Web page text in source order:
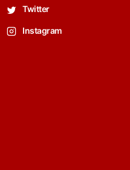
Twitter
Instagram